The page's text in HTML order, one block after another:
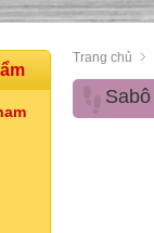
Trang chủ
Sabô